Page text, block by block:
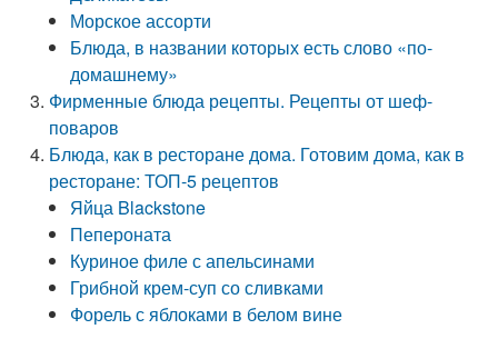
Морское ассорти
Блюда, в названии которых есть слово «по-
домашнему»
Фирменные блюда рецепты. Рецепты от шеф-
поваров
Блюда, как в ресторане дома. Готовим дома, как в
ресторане: ТОП-5 рецептов
Яйца Blackstone
Пепероната
Куриное филе с апельсинами
Грибной крем-суп со сливками
Форель с яблоками в белом вине